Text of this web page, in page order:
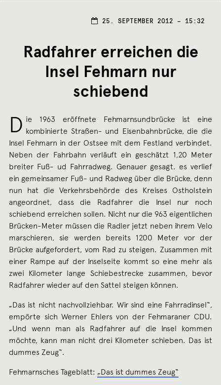
25. SEPTEMBER 2012 – 15:32
Radfahrer erreichen die
Insel Fehmarn nur
schiebend
D ie 1963 eröffnete Fehmarnsundbrücke ist eine
kombinierte Straßen- und Eisenbahnbrücke, die die
Insel Fehmarn in der Ostsee mit dem Festland verbindet.
Neben der Fahrbahn verläuft ein geschätzt 1,20 Meter
breiter Fuß- ud Fahrradweg. Genauer gesagt. es verlief
ein gemeinsamer Fuß- und Radweg über die Brücke, denn
nun hat die Verkehrsbehörde des Kreises Ostholstein
angeordnet, dass die Radfahrer die Insel nur noch
schiebend erreichen sollen. Nicht nur die 963 eigentlichen
Brücken-Meter müssen die Radler jetzt neben ihrem Velo
marschieren, sie werden bereits 1200 Meter vor der
Brücke aufgefordert, vom Rad zu steigen. Zusammen mit
einer Rampe auf der Inselseite kommt so eine mehr als
zwei Kilometer lange Schiebestrecke zusammen, bevor
Radfahrer wieder auf den Sattel steigen können.
„Das ist nicht nachvollziehbar. Wir sind eine Fahrradinsel“,
empörte sich Werner Ehlers von der Fehmaraner CDU.
„Und wenn man als Radfahrer auf die Insel kommen
möchte, kann man nicht drei Kilometer schieben. Das ist
dummes Zeug“.
Fehmarnsches Tageblatt: „Das ist dummes Zeug“